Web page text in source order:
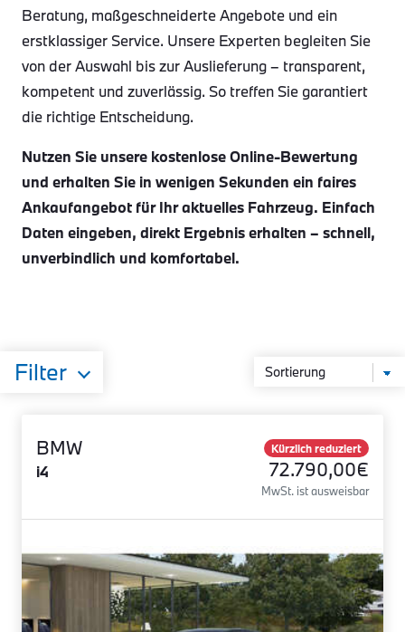
Beratung, maßgeschneiderte Angebote und ein
erstklassiger Service. Unsere Experten begleiten Sie
von der Auswahl bis zur Auslieferung – transparent,
kompetent und zuverlässig. So treffen Sie garantiert
die richtige Entscheidung.
Nutzen Sie unsere kostenlose Online-Bewertung
und erhalten Sie in wenigen Sekunden ein faires
Ankaufangebot für Ihr aktuelles Fahrzeug. Einfach
Daten eingeben, direkt Ergebnis erhalten – schnell,
unverbindlich und komfortabel.
Filter
BMW
i4
Kürzlich reduziert
72.790,00€
MwSt. ist ausweisbar